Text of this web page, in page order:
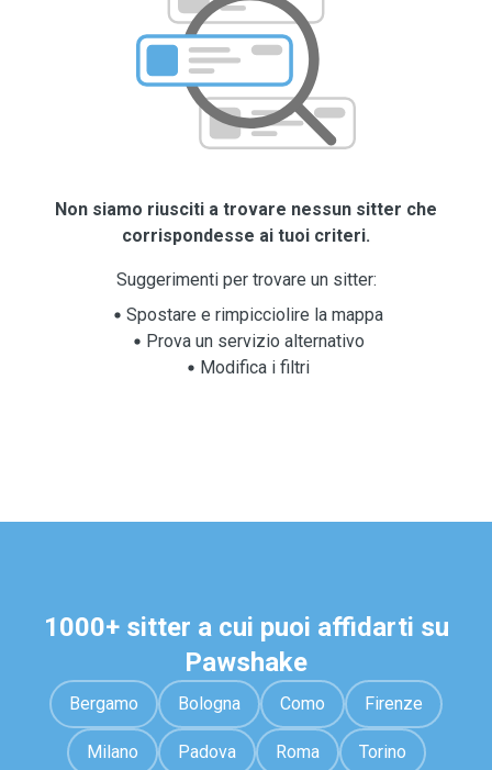
Non siamo riusciti a trovare nessun sitter che
corrispondesse ai tuoi criteri.
Suggerimenti per trovare un sitter:
Spostare e rimpicciolire la mappa
Prova un servizio alternativo
Modifica i filtri
1000+ sitter a cui puoi affidarti su
Pawshake
Bergamo Bologna Como Firenze
Milano Padova Roma Torino